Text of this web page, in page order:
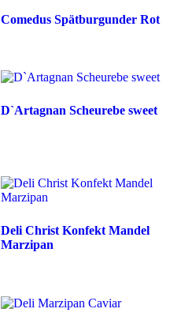
Comedus Spätburgunder Rot
D`Artagnan Scheurebe sweet
Deli Christ Konfekt Mandel
Marzipan